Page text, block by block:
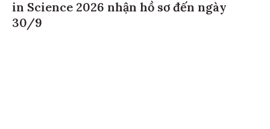
in Science 2026 nhận hồ sơ đến ngày
30/9